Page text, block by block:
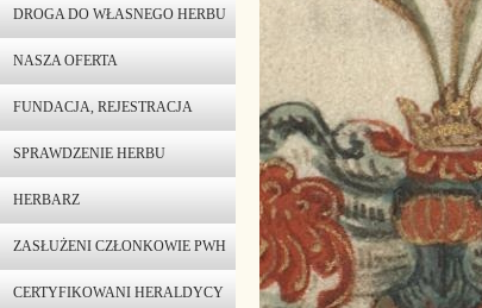
DROGA DO WŁASNEGO HERBU
NASZA OFERTA
FUNDACJA, REJESTRACJA
SPRAWDZENIE HERBU
HERBARZ
ZASŁUŻENI CZŁONKOWIE PWH
CERTYFIKOWANI HERALDYCY